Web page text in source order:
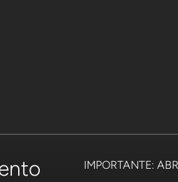
IMPORTANTE: